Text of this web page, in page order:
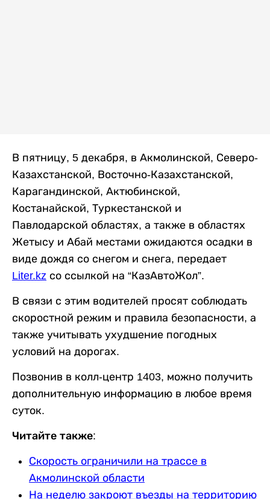
В пятницу, 5 декабря, в Акмолинской, Северо-
Казахстанской, Восточно-Казахстанской,
Карагандинской, Актюбинской,
Костанайской, Туркестанской и
Павлодарской областях, а также в областях
Жетысу и Абай местами ожидаются осадки в
виде дождя со снегом и снега, передает
Liter.kz со ссылкой на “КазАвтоЖол”.
В связи с этим водителей просят соблюдать
скоростной режим и правила безопасности, а
также учитывать ухудшение погодных
условий на дорогах.
Позвонив в колл-центр 1403, можно получить
дополнительную информацию в любое время
суток.
Читайте также:
Скорость ограничили на трассе в
Акмолинской области
На неделю закроют въезды на территорию